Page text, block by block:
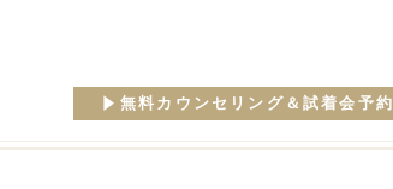
無料カウンセリング＆試着会予約